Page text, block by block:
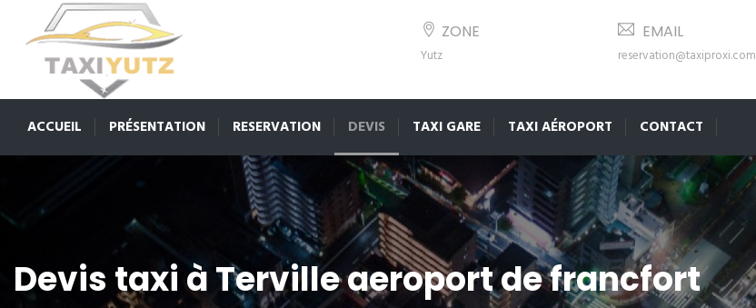
ZONE
Yutz
EMAIL
reservation@taxiproxi.com
ACCUEIL PRÉSENTATION RESERVATION DEVIS TAXI GARE TAXI AÉROPORT CONTACT
Devis taxi à Terville aeroport de francfort